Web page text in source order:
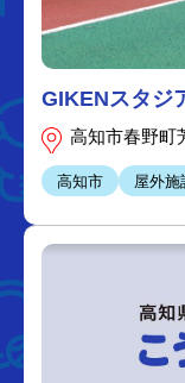
GIKENスタジ
高知市春野町
高知市 屋外施